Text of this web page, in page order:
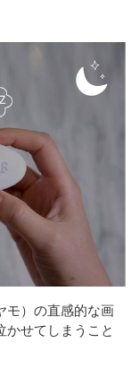
モ）の直感的な画
せてしまうこと